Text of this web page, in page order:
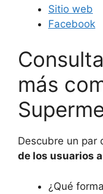
Sitio web
Facebook
más
Descubre un par
de los usuarios
¿Qué